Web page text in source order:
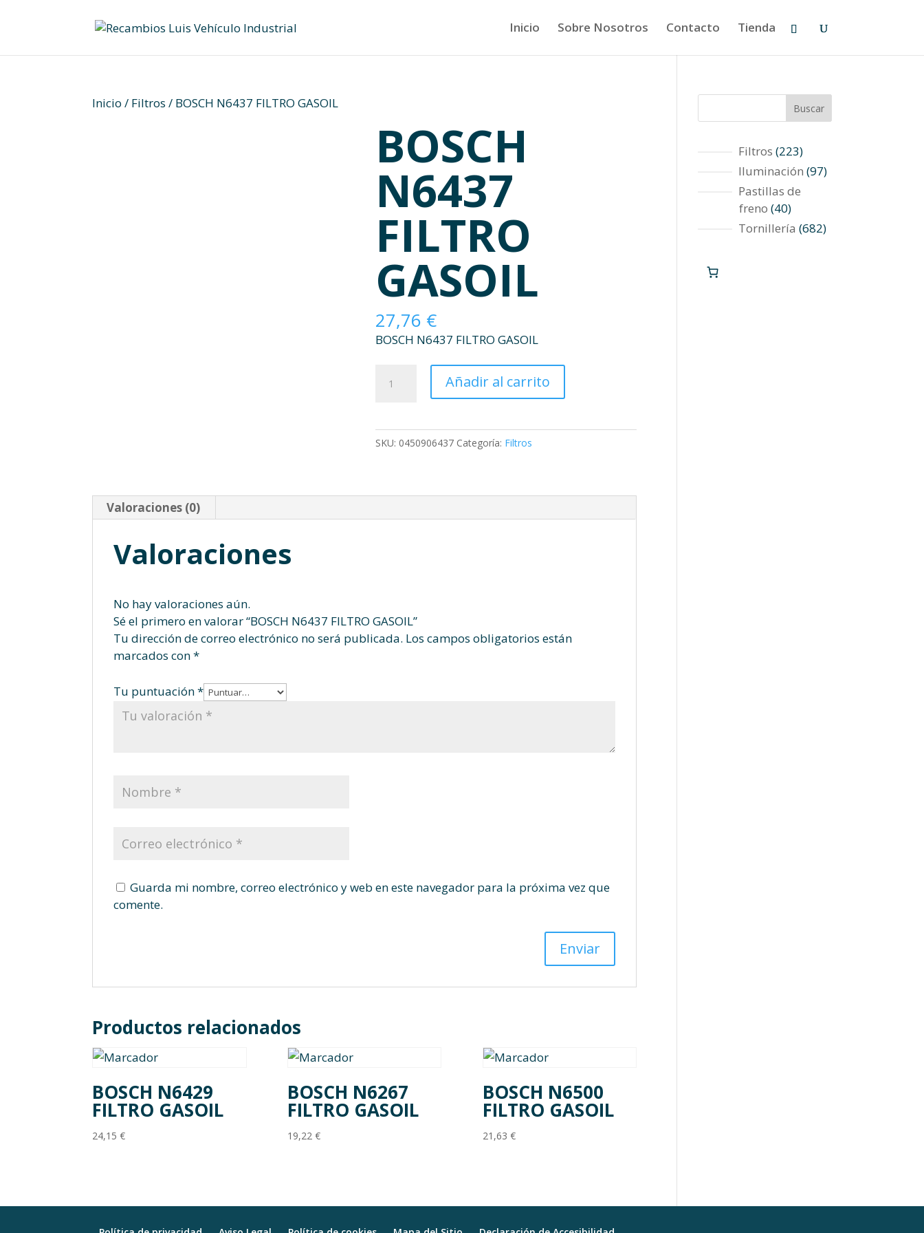
Inicio Sobre Nosotros Contacto Tienda
Inicio / Filtros / BOSCH N6437 FILTRO GASOIL
BOSCH
N6437
FILTRO
GASOIL
27,76 €
BOSCH N6437 FILTRO GASOIL
N6437
cantidad
Añadir al carrito
SKU: 0450906437 Categoría: Filtros
Valoraciones (0)
Valoraciones
No hay valoraciones aún.
Sé el primero en valorar “BOSCH N6437 FILTRO GASOIL”
Tu dirección de correo electrónico no será publicada. Los campos obligatorios están
marcados con*
Tu puntuación*
Guarda mi nombre, correo electrónico y web en este navegador para la próxima vez que
comente.
Productos relacionados
BOSCH N6429
FILTRO GASOIL
24,15€
BOSCH N6267
FILTRO GASOIL
19,22 €
BOSCH N6500
FILTRO GASOIL
21,63 €
Buscar
Filtros 223223
productos
Iluminación 9797
Pastillas de
freno 4040
productos
Tornillería 682682